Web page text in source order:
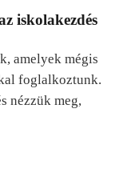
iskolakezdés
amelyek mégis
foglalkoztunk.
nézzük meg,